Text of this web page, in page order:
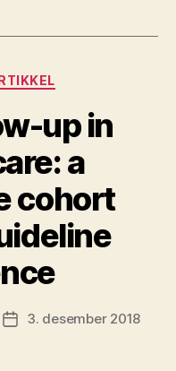
up in
a
cohort
Publiseringsdato
3. desember 2018